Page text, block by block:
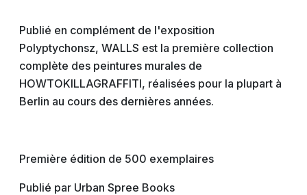
Publié en complément de l'exposition
Polyptychonsz, WALLS est la première collection
complète des peintures murales de
HOWTOKILLAGRAFFITI, réalisées pour la plupart à
Berlin au cours des dernières années.
Première édition de 500 exemplaires
Publié par Urban Spree Books